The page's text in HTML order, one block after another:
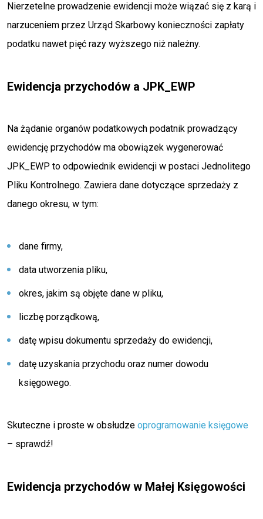
Nierzetelne prowadzenie ewidencji może wiązać się z karą i
narzuceniem przez Urząd Skarbowy konieczności zapłaty
podatku nawet pięć razy wyższego niż należny.
Ewidencja przychodów a JPK_EWP
Na żądanie organów podatkowych podatnik prowadzący
ewidencję przychodów ma obowiązek wygenerować
JPK_EWP to odpowiednik ewidencji w postaci Jednolitego
Pliku Kontrolnego. Zawiera dane dotyczące sprzedaży z
danego okresu, w tym:
dane firmy,
data utworzenia pliku,
okres, jakim są objęte dane w pliku,
liczbę porządkową,
datę wpisu dokumentu sprzedaży do ewidencji,
datę uzyskania przychodu oraz numer dowodu
księgowego.
Skuteczne i proste w obsłudze oprogramowanie księgowe
– sprawdź!
Ewidencja przychodów w Małej Księgowości